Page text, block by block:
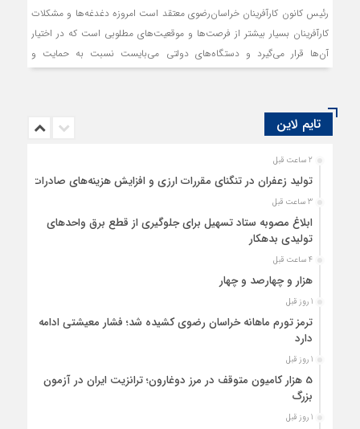
رئیس کانون کارآفرینان خراسان‌رضوی معتقد است امروزه دغدغه‌ها و مشکلات
کارآفرینان بسیار بیشتر از فرصت‌ها و موقعیت‌های مطلوبی است که در اختیار
آن‌ها قرار می‌گیرد و دستگاه‌های دولتی می‌بایست نسبت به حمایت و
تایم لاین
2 ساعت قبل
تولید زعفران در تنگنای مقررات ارزی و افزایش هزینه‌های صادرات
3 ساعت قبل
ابلاغ مصوبه ستاد تسهیل برای جلوگیری از قطع برق واحدهای
تولیدی بدهکار
4 ساعت قبل
هزار و چهارصد و چهار
1 روز قبل
ترمز تورم ماهانه خراسان رضوی کشیده شد؛ فشار معیشتی ادامه
دارد
1 روز قبل
5 هزار کامیون متوقف در مرز دوغارون؛ ترانزیت ایران در آزمون
بزرگ
1 روز قبل